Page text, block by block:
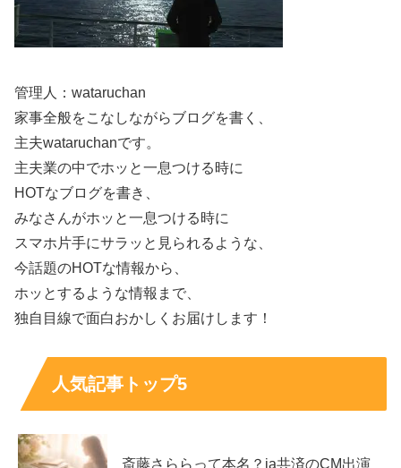
リエイター・年収の目安
「コンテンツクリエイターってどんな仕事？」という実務
面です。ここを整理すると、「パリコレに出てるの？」の
答えも見えてきます。
さらに年収は確定情報が出にくいので、
活動内容から“あり得るレンジ”として推測します。
モデルの仕事：パリコレより広告・映像寄り？
業の広告・映像案件などが並び、いわゆる
ての色が強い印象です。
ここでよくある誤解が「モデル＝ランウェイ中心」という
管理人：wataruchan
家事全般をこなしながらブログを書く、
主夫wataruchanです。
主夫業の中でホッと一息つける時に
HOTなブログを書き、
みなさんがホッと一息つける時に
スマホ片手にサラッと見られるような、
今話題のHOTな情報から、
ホッとするような情報まで、
独自目線で面白おかしくお届けします！
人気記事トップ5
斎藤さららって本名？ja共済のCM出演